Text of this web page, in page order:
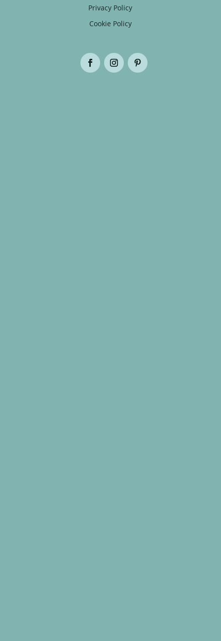
Privacy Policy
Cookie Policy